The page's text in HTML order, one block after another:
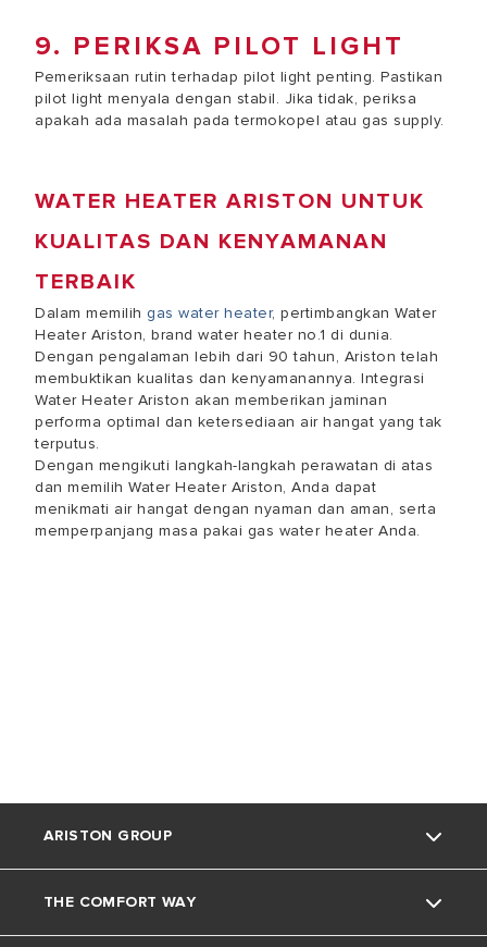
9. PERIKSA PILOT LIGHT
Pemeriksaan rutin terhadap pilot light penting. Pastikan
pilot light menyala dengan stabil. Jika tidak, periksa
apakah ada masalah pada termokopel atau gas supply.
WATER HEATER ARISTON UNTUK
KUALITAS DAN KENYAMANAN
TERBAIK
Dalam memilih gas water heater, pertimbangkan Water
Heater Ariston, brand water heater no.1 di dunia.
Dengan pengalaman lebih dari 90 tahun, Ariston telah
membuktikan kualitas dan kenyamanannya. Integrasi
Water Heater Ariston akan memberikan jaminan
performa optimal dan ketersediaan air hangat yang tak
terputus.
Dengan mengikuti langkah-langkah perawatan di atas
dan memilih Water Heater Ariston, Anda dapat
menikmati air hangat dengan nyaman dan aman, serta
memperpanjang masa pakai gas water heater Anda.
ARISTON GROUP
Tentang Ariston
THE COMFORT WAY